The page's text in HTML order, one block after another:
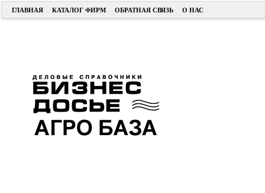
ГЛАВНАЯ КАТАЛОГ ФИРМ ОБРАТНАЯ СВЯЗЬ О НАС